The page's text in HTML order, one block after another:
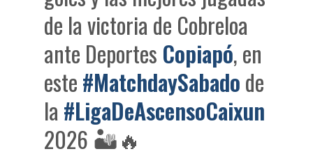
de la victoria de Cobreloa
ante Deportes Copiapó, en
este#MatchdaySabadode
la #LigaDeAscensoCaixun
2026 🏜️🔥